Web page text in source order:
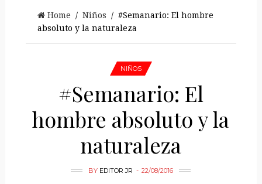
Home / Niños / #Semanario: El hombre
absoluto y la naturaleza
NIÑOS
#Semanario: El
hombre absoluto y la
naturaleza
BY EDITOR JR 22/08/2016